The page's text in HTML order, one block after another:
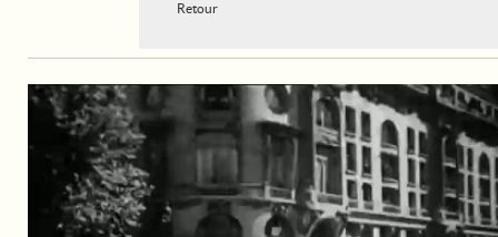
Retour